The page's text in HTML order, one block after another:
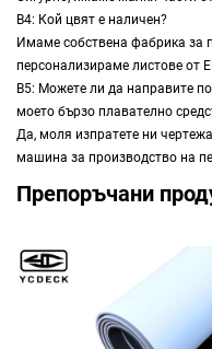
В4: Кой цвят е наличен?
Имаме собствена фабрика за
персонализираме листове от
В5: Можете ли да направите
моето бързо плавателно
Да, моля изпратете ни
машина за производство на
Препоръчани